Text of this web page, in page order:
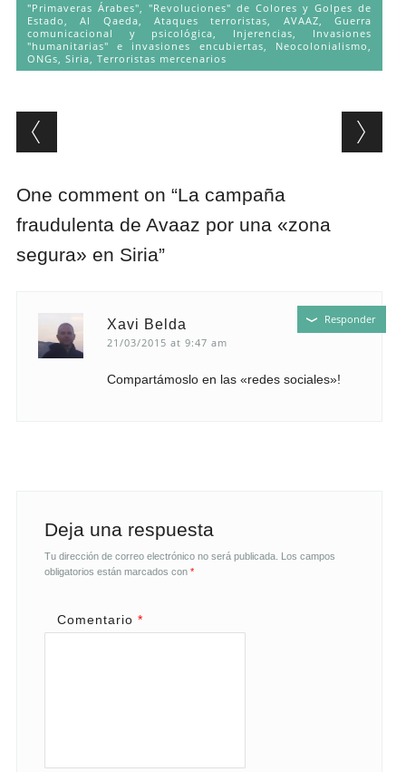
"Primaveras Árabes", "Revoluciones" de Colores y Golpes de
Estado,Al Qaeda, Ataques terroristas, AVAAZ, Guerra
comunicacional y psicológica, Injerencias, Invasiones
"humanitarias" e invasiones encubiertas, Neocolonialismo,
ONGs, Siria, Terroristas mercenarios
Post navigation
One comment on “La campaña
fraudulenta de Avaaz por una «zona
segura» en Siria”
Xavi Belda
21/03/2015 at 9:47 am
Compartámoslo en las «redes sociales»!
Responder
Deja una respuesta
Tu dirección de correo electrónico no será publicada. Los campos
obligatorios están marcados con *
Comentario *